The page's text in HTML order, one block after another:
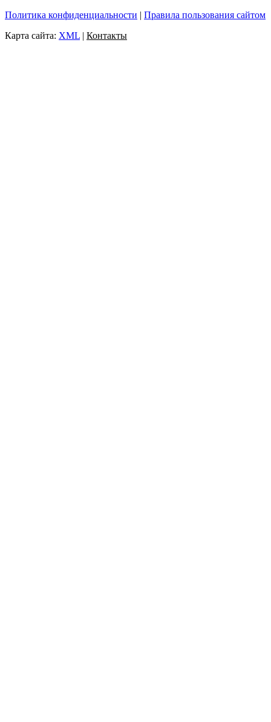
Политика конфиденциальности | Правила пользования сайтом
Карта сайта: XML | Контакты